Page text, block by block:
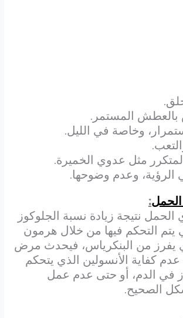
.
بالعطش المستمر .
وخاصة في الليل.
.
المتكرر مثل عدوي الخميرة.
الرؤية، وعدم وضوحها.
:
الحمل نتيجة زيادة نسبة الجلوكوز
يتم التحكم فيها من خلال هرمون
يفرز من البنكرياس، فيحدث مرض
كفاية الأنسولين الذي يتحكم
في الدم، أو حتى عدم عمل
الصحيح.